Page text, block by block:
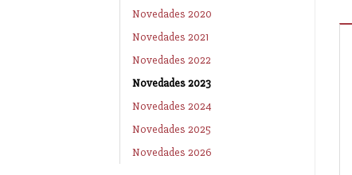
Novedades 2020
Novedades 2021
Novedades 2022
Novedades 2023
Novedades 2024
Novedades 2025
Novedades 2026